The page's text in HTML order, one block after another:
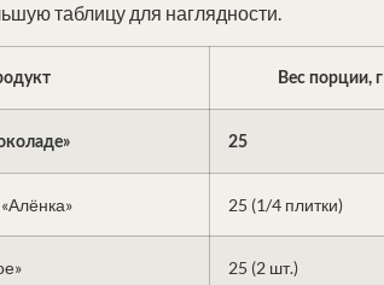
таблицу для наглядности.
Вес порции, г
25
25 (1/4 плитки)
25 (2 шт.)